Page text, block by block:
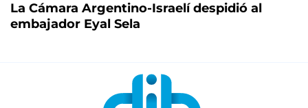
La Cámara Argentino-Israelí despidió al
embajador Eyal Sela